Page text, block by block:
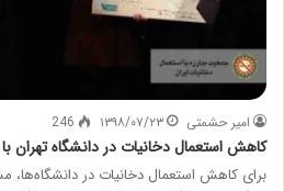
امیر حشمتی ۱۳۹۸/۰۷/۲۳ 246
کاهش استعمال دخانیات در دانشگاه
برای کاهش استعمال دخانیات در دانشگاه‌ها،